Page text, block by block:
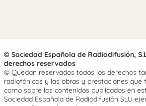
© Sociedad Española de Radiodifusión,
derechos reservados
© Quedan reservados todos los derechos
radiofónicos y las obras y prestaciones que
como sobre los contenidos publicados en
Sociedad Española de Radiodifusión SLU